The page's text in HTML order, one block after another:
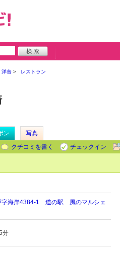
洋食 レストラン
ン
写真
クチコミを書く
チェックイン
字海岸4384-1 道の駅 風のマルシェ
分